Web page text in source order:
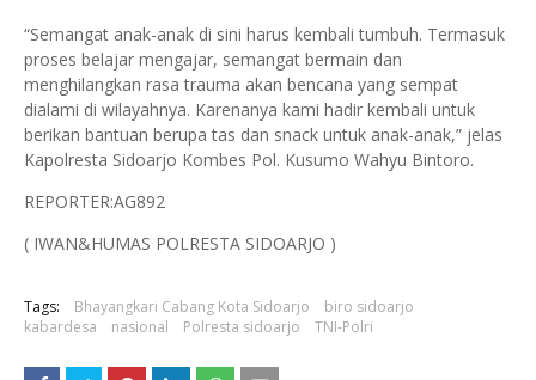
“Semangat anak-anak di sini harus kembali tumbuh. Termasuk
proses belajar mengajar, semangat bermain dan
menghilangkan rasa trauma akan bencana yang sempat
dialami di wilayahnya. Karenanya kami hadir kembali untuk
berikan bantuan berupa tas dan snack untuk anak-anak,” jelas
Kapolresta Sidoarjo Kombes Pol. Kusumo Wahyu Bintoro.
REPORTER:AG892
( IWAN&HUMAS POLRESTA SIDOARJO )
Tags: Bhayangkari Cabang Kota Sidoarjo
biro sidoarjo
kabardesa
nasional Polresta sidoarjo TNI-Polri